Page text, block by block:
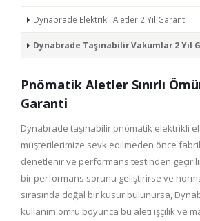
Dynabrade Elektrikli Aletler 2 Yıl Garanti
Dynabrade Taşınabilir Vakumlar 2 Yıl
Pnömatik Aletler Sınırlı
Garanti
Dynabrade taşınabilir pnömatik elektrikli
müşterilerimize sevk edilmeden önce
denetlenir ve performans testinden
bir performans sorunu geliştirirse ve
sırasında doğal bir kusur bulunursa,
kullanım ömrü boyunca bu aleti işçilik ve